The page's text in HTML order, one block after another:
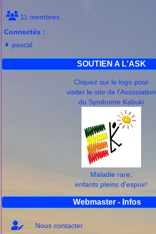
11 membres
Connectés :
pascal
SOUTIEN A L'ASK
Cliquez sur le logo pour
visiter le site de l'Association
du Syndrome Kabuki
Maladie rare,
enfants pleins d'espoir!
Webmaster - Infos
Nous contacter